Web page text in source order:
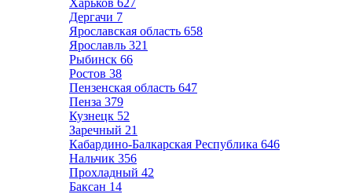
Харьков 627
Дергачи 7
Ярославская область 658
Ярославль 321
Рыбинск 66
Ростов 38
Пензенская область 647
Пенза 379
Кузнецк 52
Заречный 21
Кабардино-Балкарская Республика 646
Нальчик 356
Прохладный 42
Баксан 14